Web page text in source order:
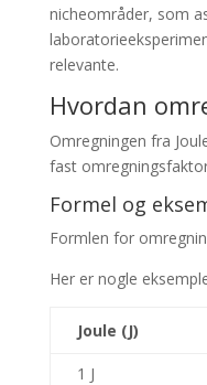
nicheområder, som
relevante.
Hvordan
Omregningen fra
fast
Formel og
Formlen for
Her er nogle
Joule (J)
1 J